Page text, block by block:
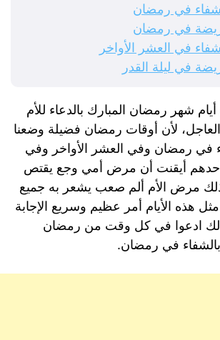
في رمضان
في رمضان
في العشر الأواخر
في ليلة القدر
شهر رمضان المبارك بالدعاء للأم
لأن أوقات رمضان فضيلة وضعنا
في رمضان وفي العشر الأواخر وفي
أحدهم أيقنت أن مرض أمي وجع يقتص
مرض الأم ألم صعب يشعر به جميع
مثل هذه الأيام أمر عظيم وسريع الإجابة
لذلك ادعوا في كل وقت من رمضان
في رمضان.